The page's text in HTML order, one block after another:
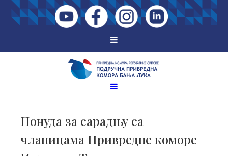
Понуда за сарадњу са
чланицама Привредне коморе